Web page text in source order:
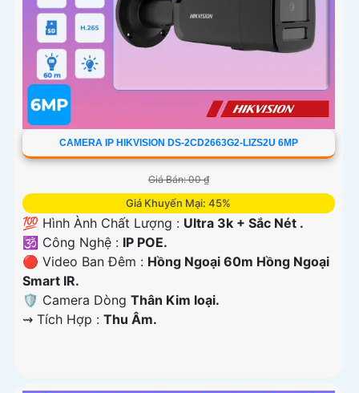
CAMERA IP HIKVISION DS-2CD2663G2-LIZS2U 6MP
Giá Bán: 00 ₫
Giá Khuyến Mại: 45%
💯 Hình Ành Chất Lượng : Ultra 3k + Sắc Nét .
🕉️ Công Nghệ : IP POE.
🔴 Video Ban Đêm : Hồng Ngoại 60m Hồng Ngoại
Smart IR.
🛡 Camera Dòng Thân Kim loại.
️⇝ Tích Hợp : Thu Âm.